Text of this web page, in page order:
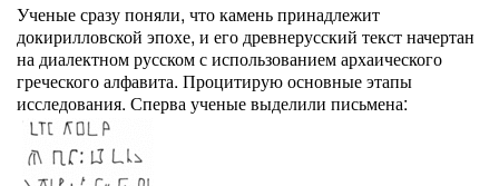
Ученые сразу поняли, что камень принадлежит
докирилловской эпохе, и его древнерусский текст начертан
на диалектном русском с использованием архаического
греческого алфавита. Процитирую основные этапы
исследования. Сперва ученые выделили письмена: